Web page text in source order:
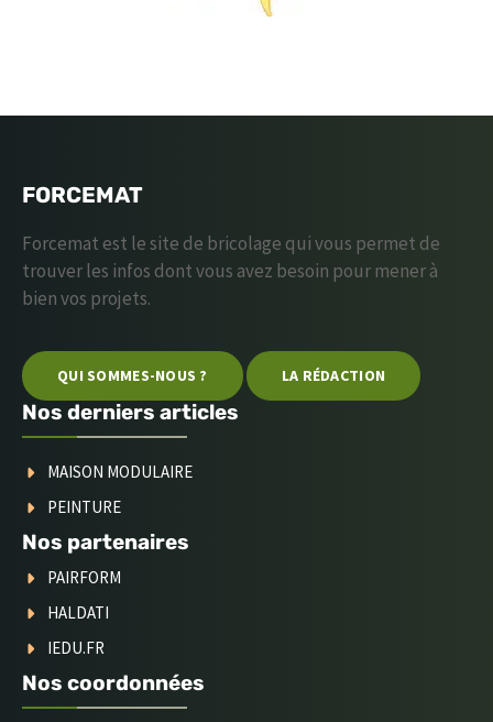
FORCEMAT
Forcemat est le site de bricolage qui vous permet de
trouver les infos dont vous avez besoin pour mener à
bien vos projets.
QUI SOMMES-NOUS ? LA RÉDACTION
Nos derniers articles
MAISON MODULAIRE
PEINTURE
Nos partenaires
PAIRFORM
HALDATI
IEDU.FR
Nos coordonnées